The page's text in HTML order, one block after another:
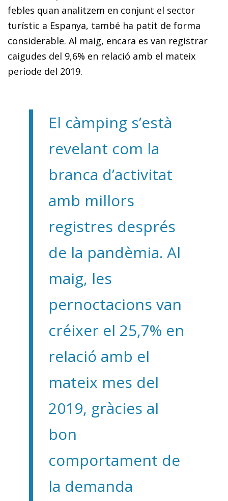
febles quan analitzem en conjunt el sector
turístic a Espanya, també ha patit de forma
considerable. Al maig, encara es van registrar
caigudes del 9,6% en relació amb el mateix
període del 2019.
El càmping s’està
revelant com la
branca d’activitat
amb millors
registres després
de la pandèmia. Al
maig, les
pernoctacions van
créixer el 25,7% en
relació amb el
mateix mes del
2019, gràcies al
bon
comportament de
la demanda